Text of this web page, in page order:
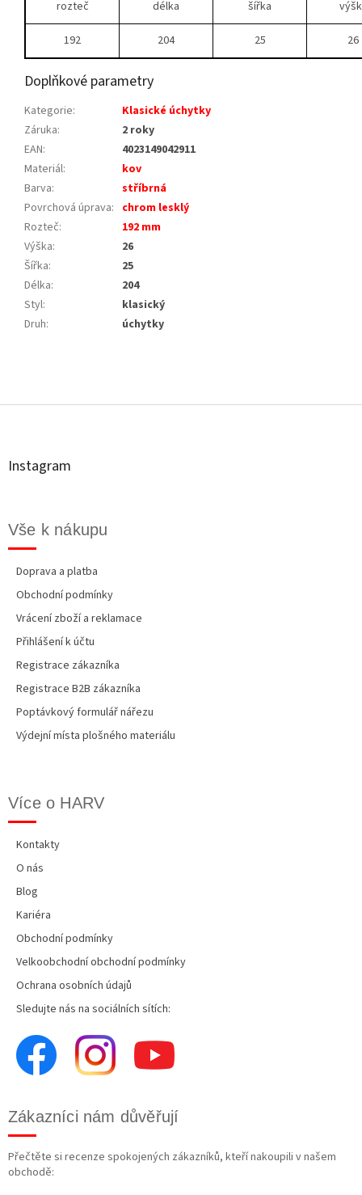
rozteč délka šířka
192 204 25 26
Doplňkové parametry
Kategorie:
Klasické úchytky
Záruka:
2 roky
EAN:
4023149042911
Materiál:
kov
Barva:
stříbrná
Povrchová úprava: chrom lesklý
Rozteč:
192 mm
Výška:
26
Šířka:
25
Délka:
204
Styl:
klasický
Druh: úchytky
á
Instagram
Vše k nákupu
Doprava a platba
Obchodní podmínky
Vrácení zboží a reklamace
Přihlášení k účtu
Registrace zákazníka
Registrace B2B zákazníka
Poptávkový formulář nářezu
Výdejní místa plošného materiálu
Více o HARV
Kontakty
O nás
Blog
Kariéra
Obchodní podmínky
Velkoobchodní obchodní podmínky
Ochrana osobních údajů
Sledujte nás na sociálních sítích:
Zákazníci nám důvěřují
Přečtěte si recenze spokojených zákazníků, kteří nakoupili v našem
obchodě: